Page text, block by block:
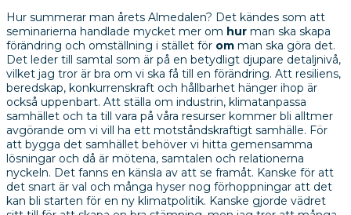
Hur summerar man årets Almedalen? Det kändes som att
seminarierna handlade mycket mer om hur man ska skapa
förändring och omställning i stället för om man ska göra det.
Det leder till samtal som är på en betydligt djupare detaljnivå,
vilket jag tror är bra om vi ska få till en förändring. Att resiliens,
beredskap, konkurrenskraft och hållbarhet hänger ihop är
också uppenbart. Att ställa om industrin, klimatanpassa
samhället och ta till vara på våra resurser kommer bli alltmer
avgörande om vi vill ha ett motståndskraftigt samhälle. För
att bygga det samhället behöver vi hitta gemensamma
lösningar och då är mötena, samtalen och relationerna
nyckeln. Det fanns en känsla av att se framåt. Kanske för att
det snart är val och många hyser nog förhoppningar att det
kan bli starten för en ny klimatpolitik. Kanske gjorde vädret